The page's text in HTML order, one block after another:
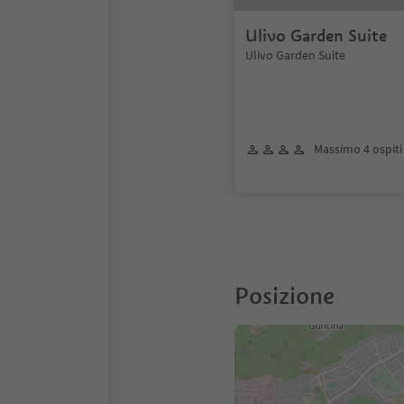
Ulivo Garden Suite
Ulivo Garden Suite
Massimo 4 ospiti
Posizione